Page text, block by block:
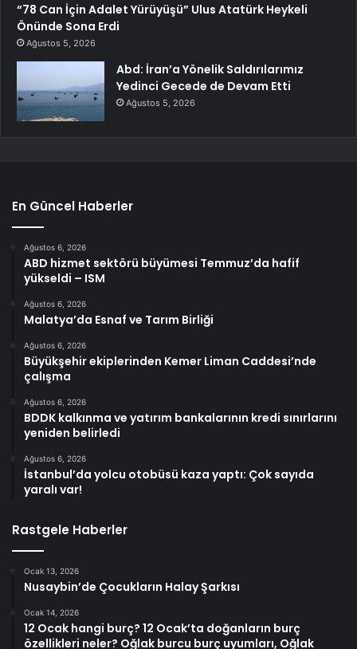
“78 Can İçin Adalet Yürüyüşü” Ulus Atatürk Heykeli
Önünde Sona Erdi
Ağustos 5, 2026
Abd: İran’a Yönelik Saldırılarımız
Yedinci Gecede de Devam Etti
Ağustos 5, 2026
En Güncel Haberler
Ağustos 6, 2026
ABD hizmet sektörü büyümesi Temmuz’da hafif
yükseldi – ISM
Ağustos 6, 2026
Malatya’da Esnaf ve Tarım Birliği
Ağustos 6, 2026
Büyükşehir ekiplerinden Kemer Liman Caddesi’nde
çalışma
Ağustos 6, 2026
BDDK kalkınma ve yatırım bankalarının kredi sınırlarını
yeniden belirledi
Ağustos 6, 2026
İstanbul’da yolcu otobüsü kaza yaptı: Çok sayıda
yaralı var!
Rastgele Haberler
Ocak 13, 2026
Nusaybin’de Çocukların Halay Şarkısı
Ocak 14, 2026
12 Ocak hangi burç? 12 Ocak’ta doğanların burç
özellikleri neler? Oğlak burcu burç uyumları, Oğlak